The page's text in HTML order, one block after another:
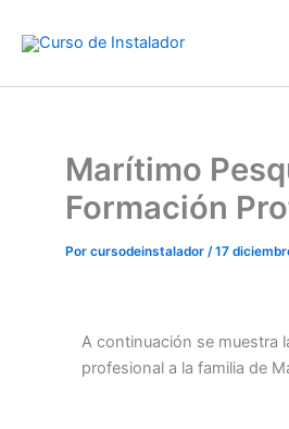
Marítimo
Formación
Por cursodeinstalador /17
A continuación se muestra
profesional a la familia de